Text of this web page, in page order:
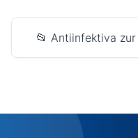
📂 Antiinfektiva